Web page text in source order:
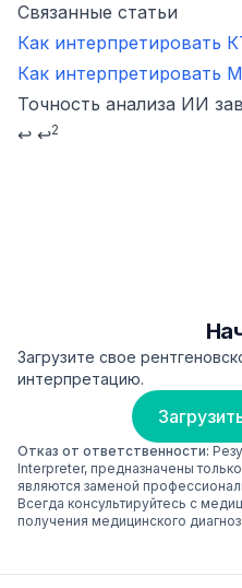
Связанные статьи
Как интерпретировать
Как интерпретировать
Footnotes
Точность анализа ИИ
↩ ↩2
Загрузите свое
интерпретацию.
Отказ от ответственности:
Interpreter, предназначены
являются заменой
Всегда консультируйтесь с
получения медицинского